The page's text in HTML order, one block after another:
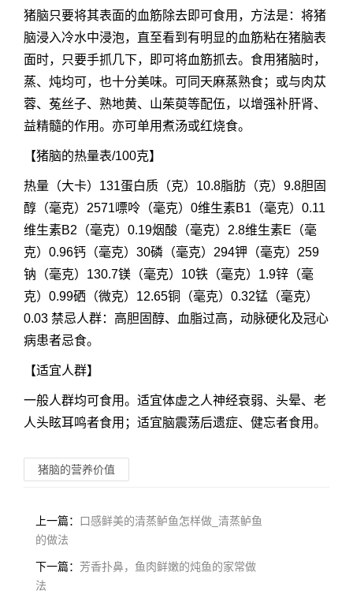
猪脑只要将其表面的血筋除去即可食用，方法是：将猪
脑浸入冷水中浸泡，直至看到有明显的血筋粘在猪脑表
面时，只要手抓几下，即可将血筋抓去。食用猪脑时，
蒸、炖均可，也十分美味。可同天麻蒸熟食；或与肉苁
蓉、菟丝子、熟地黄、山茱萸等配伍，以增强补肝肾、
益精髓的作用。亦可单用煮汤或红烧食。
【猪脑的热量表/100克】
热量（大卡）131蛋白质（克）10.8脂肪（克）9.8胆固
醇（毫克）2571嘌呤（毫克）0维生素B1（毫克）0.11
维生素B2（毫克）0.19烟酸（毫克）2.8维生素E（毫
克）0.96钙（毫克）30磷（毫克）294钾（毫克）259
钠（毫克）130.7镁（毫克）10铁（毫克）1.9锌（毫
克）0.99硒（微克）12.65铜（毫克）0.32锰（毫克）
0.03 禁忌人群：高胆固醇、血脂过高，动脉硬化及冠心
病患者忌食。
【适宜人群】
一般人群均可食用。适宜体虚之人神经衰弱、头晕、老
人头眩耳鸣者食用；适宜脑震荡后遗症、健忘者食用。
猪脑的营养价值
上一篇： 口感鲜美的清蒸鲈鱼怎样做_清蒸鲈鱼
的做法
下一篇： 芳香扑鼻，鱼肉鲜嫩的炖鱼的家常做
法